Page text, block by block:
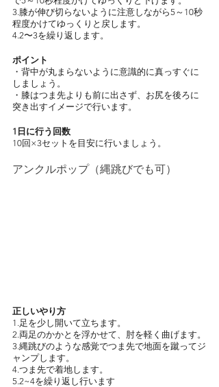
3.膝が伸び切らないように注意しながら5～10秒
程度かけてゆっくりと戻します。
4.2〜3を繰り返します。
ポイント
・背中が丸まらないように意識的に真っすぐに
しましょう。
・膝はつま先よりも前に出さず、お尻を後ろに
突き出すイメージで行います。
1日に行う回数
10回×3セットを目安に行いましょう。
アンクルポップ（縄跳びでも可）
正しいやり方
1.足を少し開いて立ちます。
2.両足のかかとを浮かせて、肘を軽く曲げます。
3.縄跳びのような感覚でつま先で地面を蹴ってジ
ャンプします。
4.つま先で着地します。
5.2~4を繰り返し行います